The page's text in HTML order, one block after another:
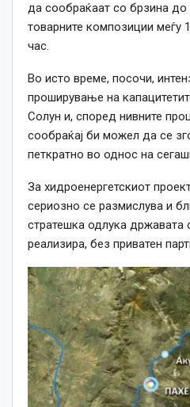
да сообраќаат со брзина до
товарните композиции меѓу
час.
Во исто време, посочи,
проширување на
Солун и, според нивните
сообраќај би можел да се
петкратно во однос на
За хидроенергетскиот
сериозно се размислува и
стратешка одлука државата
реализира, без приватен